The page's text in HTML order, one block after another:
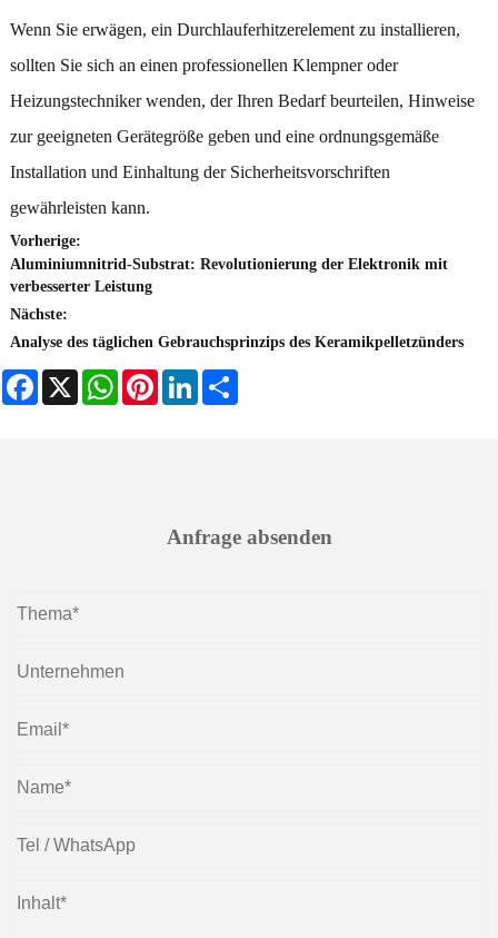
Wenn Sie erwägen, ein Durchlauferhitzerelement zu installieren,
sollten Sie sich an einen professionellen Klempner oder
Heizungstechniker wenden, der Ihren Bedarf beurteilen, Hinweise
zur geeigneten Gerätegröße geben und eine ordnungsgemäße
Installation und Einhaltung der Sicherheitsvorschriften
gewährleisten kann.
Vorherige:
Aluminiumnitrid-Substrat: Revolutionierung der Elektronik mit
verbesserter Leistung
Nächste:
Analyse des täglichen Gebrauchsprinzips des Keramikpelletzünders
Facebook
X WhatsAppPinterestLinkedIn
Anfrage absenden